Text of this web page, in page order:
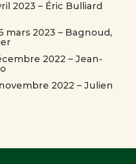
2023 – Éric Bulliard
mars 2023 – Bagnoud,
2022 – Jean-
2022 – Julien